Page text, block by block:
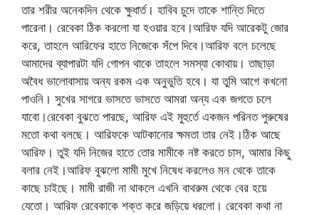
তার শরীর অনেকদিন থেকে ক্ষুধার্ত। হাবিব চুদে তাকে শান্তি দিতে
পারেনা। রেবেকা ঠিক করলো যা হওয়ার হবে।আরিফ যদি আরেকটু জোর
করে, তাহলে আরিফের হাতে নিজেকে সঁপে দিবে।আরিফ বলে চলেছে
আমাদের ব্যাপারটা যদি গোপন থাকে তাহলে সমস্যা কোথায়। তাছাড়া
অবৈধ ভালোবাসায় অন্য রকম এক অনুভুতি হবে। যা তুমি আগে কখনো
পাওনি। সুখের সাগরে ভাসতে ভাসতে আমরা অন্য এক জগতে চলে
যাবো।রেবেকা বুঝতে পারছে, আরিফ এই মুহুর্তে একজন পরিনত পুরুষের
মতো কথা বলছে। আরিফকে আটকানোর ক্ষমতা তার নেই।ঠিক আছে
আরিফ। তুই যদি নিজের হাতে তোর মামীকে নষ্ট করতে চাস, আমার কিছু
বলার নেই।আরিফ বুঝলো মামী মুখে নিষেধ করলেও মন থেকে তাকে
কাছে চাইছে। মামী রাজী না থাকলে এখনি বাথরুম থেকে বের হয়ে
যেতো। আরিফ রেবেকাকে শক্ত করে জড়িয়ে ধরলো। রেবেকা কথা না